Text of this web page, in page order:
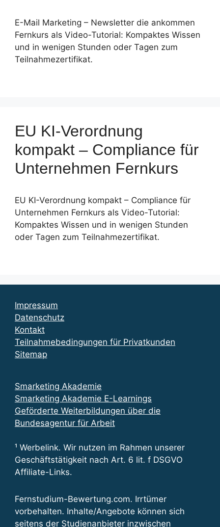
E-Mail Marketing – Newsletter die ankommen
Fernkurs als Video-Tutorial: Kompaktes Wissen
und in wenigen Stunden oder Tagen zum
Teilnahmezertifikat.
EU KI-Verordnung
kompakt – Compliance für
Unternehmen Fernkurs
EU KI-Verordnung kompakt – Compliance für
Unternehmen Fernkurs als Video-Tutorial:
Kompaktes Wissen und in wenigen Stunden
oder Tagen zum Teilnahmezertifikat.
Impressum
Datenschutz
Kontakt
Teilnahmebedingungen für Privatkunden
Sitemap
Smarketing Akademie
Smarketing Akademie E-Learnings
Geförderte Weiterbildungen über die
Bundesagentur für Arbeit
¹ Werbelink. Wir nutzen im Rahmen unserer
Geschäftstätigkeit nach Art. 6 lit. f DSGVO
Affiliate-Links.
Fernstudium-Bewertung.com. Irrtümer
vorbehalten. Inhalte/Angebote können sich
seitens der Studienanbieter inzwischen